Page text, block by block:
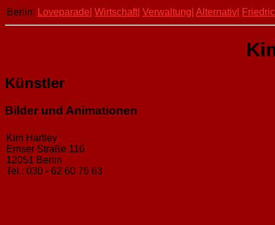
Berlin: Loveparade| Wirtschaft| Verwaltung| Alternativ|
Künstler
Bilder und Animationen
Kim Hartley
Emser Straße 116
12051 Berlin
Tel.: 030 - 62 60 76 63